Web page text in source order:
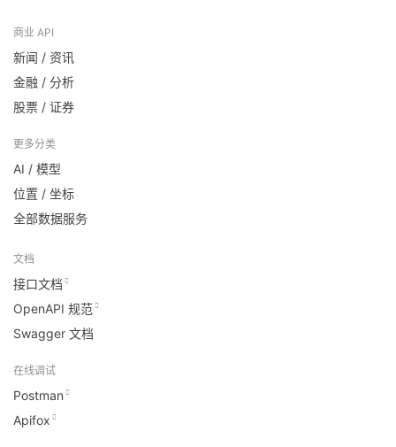
商业 API
新闻 / 资讯
金融 / 分析
股票 / 证券
更多分类
AI / 模型
位置 / 坐标
全部数据服务
文档
接口文档
OpenAPI 规范
Swagger 文档
在线调试
Postman
Apifox